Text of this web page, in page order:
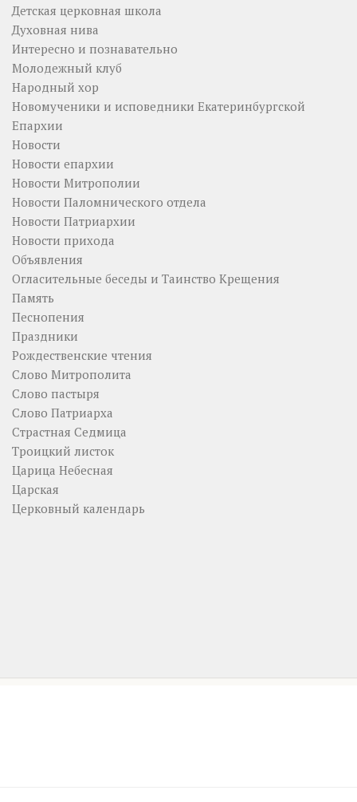
Детская церковная школа
Духовная нива
Интересно и познавательно
Молодежный клуб
Народный хор
Новомученики и исповедники Екатеринбургской
Епархии
Новости
Новости епархии
Новости Митрополии
Новости Паломнического отдела
Новости Патриархии
Новости прихода
Объявления
Огласительные беседы и Таинство Крещения
Память
Песнопения
Праздники
Рождественские чтения
Слово Митрополита
Слово пастыря
Слово Патриарха
Страстная Седмица
Троицкий листок
Царица Небесная
Царская
Церковный календарь